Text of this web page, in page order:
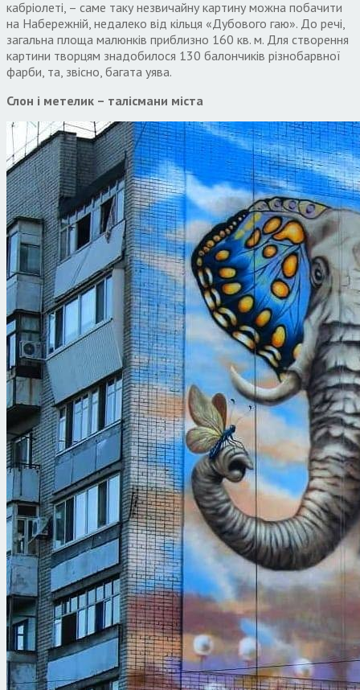
кабріолеті, – саме таку незвичайну картину можна побачити
на Набережній, недалеко від кільця «Дубового гаю». До речі,
загальна площа малюнків приблизно 160 кв. м. Для створення
картини творцям знадобилося 130 балончиків різнобарвної
фарби, та, звісно, багата уява.
Слон і метелик – талісмани міста